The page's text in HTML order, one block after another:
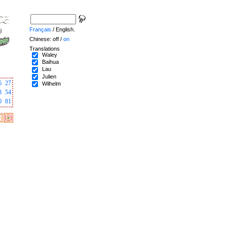
27
54
81
Français / English.
Chinese: off / on
Translations
Waley
Baihua
Lau
Julien
Wilhelm